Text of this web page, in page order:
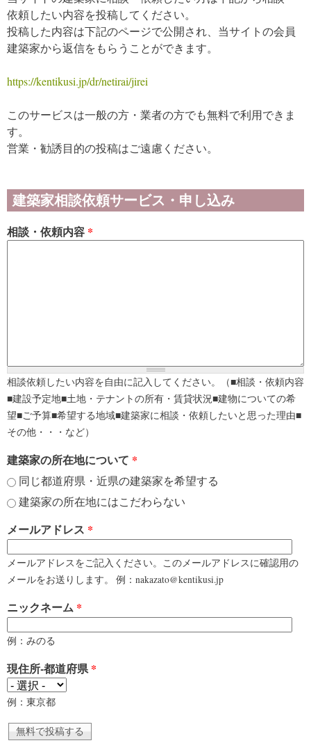
依頼したい内容を投稿してください。
投稿した内容は下記のページで公開され、当サイトの会員
建築家から返信をもらうことができます。
https://kentikusi.jp/dr/netirai/jirei
このサービスは一般の方・業者の方でも無料で利用できま
す。
営業・勧誘目的の投稿はご遠慮ください。
建築家相談依頼サービス・申し込み
相談・依頼内容 *
相談依頼したい内容を自由に記入してください。（■相談・依頼内容
■建設予定地■土地・テナントの所有・賃貸状況■建物についての希
望■ご予算■希望する地域■建築家に相談・依頼したいと思った理由■
その他・・・など）
建築家の所在地について *
同じ都道府県・近県の建築家を希望する
建築家の所在地にはこだわらない
メールアドレス *
メールアドレスをご記入ください。このメールアドレスに確認用の
メールをお送りします。 例：nakazato@kentikusi.jp
ニックネーム *
例：みのる
現住所-都道府県*
例：東京都